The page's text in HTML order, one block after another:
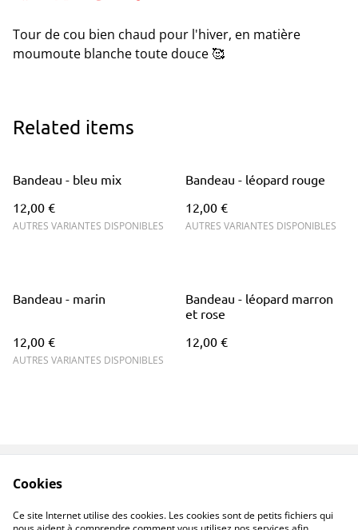
Tour de cou bien chaud pour l'hiver, en matière
moumoute blanche toute douce 🥰
Related items
Bandeau - bleu mix
12,00 €
AUTRES VARIANTES DISPONIBLES
Bandeau - léopard rouge
12,00 €
AUTRES VARIANTES DISPONIBLES
Bandeau - marin
12,00 €
AUTRES VARIANTES DISPONIBLES
Bandeau - léopard marron
et rose
12,00 €
confidentialité
Cookies
Ce site Internet utilise des cookies. Les cookies sont de petits fichiers qui